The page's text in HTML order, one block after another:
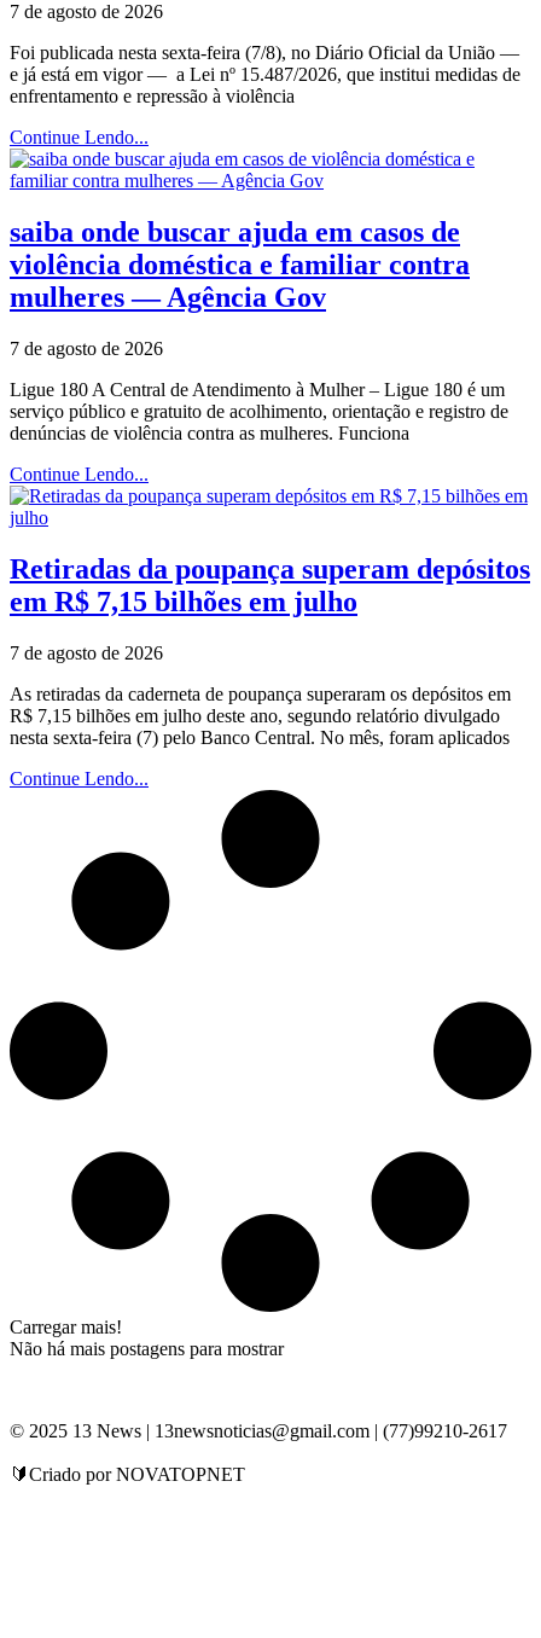
7 de agosto de 2026
Foi publicada nesta sexta-feira (7/8), no Diário Oficial da União —
e já está em vigor — a Lei nº 15.487/2026, que institui medidas de
enfrentamento e repressão à violência
Continue Lendo...
saiba onde buscar ajuda em casos de
violência doméstica e familiar contra
mulheres — Agência Gov
7 de agosto de 2026
Ligue 180 A Central de Atendimento à Mulher – Ligue 180 é um
serviço público e gratuito de acolhimento, orientação e registro de
denúncias de violência contra as mulheres. Funciona
Continue Lendo...
Retiradas da poupança superam depósitos
em R$ 7,15 bilhões em julho
7 de agosto de 2026
As retiradas da caderneta de poupança superaram os depósitos em
R$ 7,15 bilhões em julho deste ano, segundo relatório divulgado
nesta sexta-feira (7) pelo Banco Central. No mês, foram aplicados
Continue Lendo...
Carregar mais!
Não há mais postagens para mostrar
© 2025 13 News | 13newsnoticias@gmail.com | (77)99210-2617
🔰Criado por NOVATOPNET